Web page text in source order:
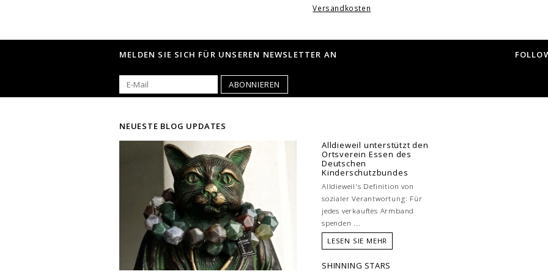
Versandkosten
MELDEN SIE SICH FÜR UNSEREN NEWSLETTER AN
ABONNIEREN
NEUESTE BLOG UPDATES
Alldieweil unterstützt den
Ortsverein Essen des
Deutschen
Kinderschutzbundes
Alldieweil's Definition von
sozialer Verantwortung: Für
jedes verkauftes Armband
spenden ...
LESEN SIE MEHR
SHINNING STARS